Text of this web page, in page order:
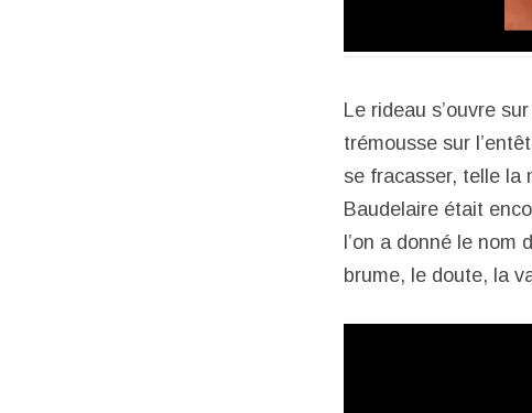
Le rideau s’ouvre
trémousse sur
se fracasser, telle la
Baudelaire était
l’on a donné le
brume, le doute, la